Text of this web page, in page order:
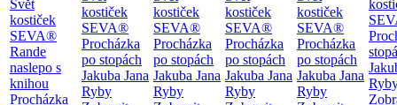
Svět
kostiček
SEVA®
Rande
naslepo s
knihou
Procházka
kostiček
SEVA®
Procházka
po stopách
Jakuba Jana
Ryby
kostiček
SEVA®
Procházka
po stopách
Jakuba Jana
Ryby
kostiček
SEVA®
Procházka
po stopách
Jakuba Jana
Ryby
kostiček
SEVA®
Procházka
po stopách
Jakuba Jana
Ryby